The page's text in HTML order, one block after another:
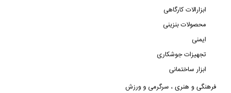
ابزارالات کارگاهی
محصولات بنزینی
ایمنی
تجهیزات جوشکاری
ابزار ساختمانی
فرهنگی و هنری ، سرگرمی و ورزش